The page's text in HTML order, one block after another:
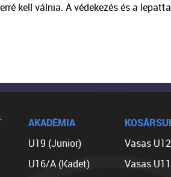
kell válnia. A védekezés és a
AKADÉMIA
U19 (Junior)
U16/A (Kadet)
Vasas U12
Vasas U11